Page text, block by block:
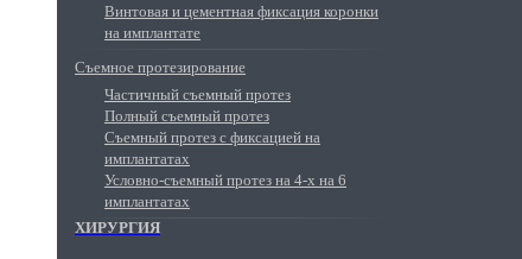
Винтовая и цементная фиксация коронки
на имплантате
Съемное протезирование
Частичный съемный протез
Полный съемный протез
Съемный протез с фиксацией на
имплантатах
Условно-съемный протез на 4-х на 6
имплантатах
ХИРУРГИЯ